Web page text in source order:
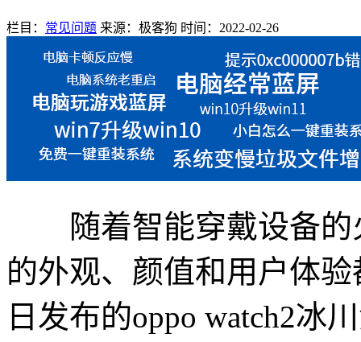
栏目： 常见问题 来源：极客狗 时间：2022-02-26
随着智能穿戴设备的
的外观、颜值和用户体
日发布的oppo watch2冰